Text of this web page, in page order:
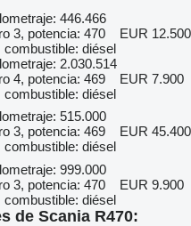
446.466
3, potencia: 470
combustible: diésel
EUR 12.500
2.030.514
4, potencia: 469
combustible: diésel
EUR 7.900
515.000
3, potencia: 469
combustible: diésel
EUR 45.400
999.000
3, potencia: 470
combustible: diésel
EUR 9.900
de Scania R470: